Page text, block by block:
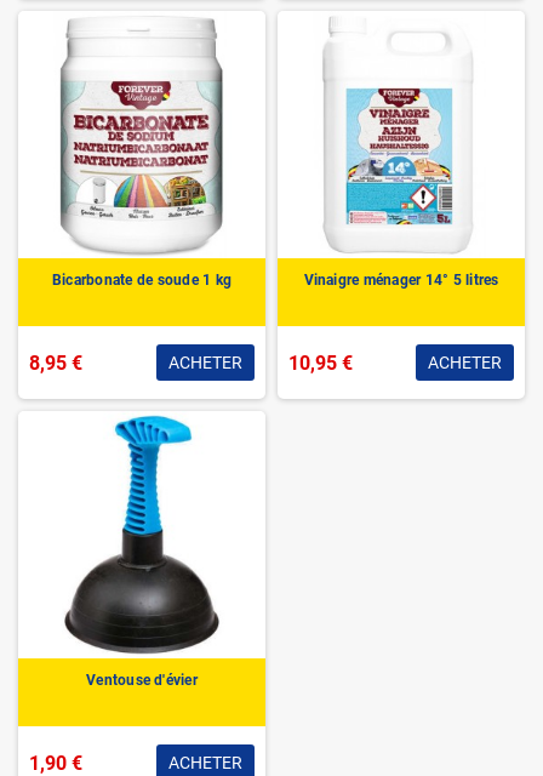
Bicarbonate de soude 1 kg
8,95 € ACHETER
Vinaigre ménager 14° 5 litres
10,95 € ACHETER
Ventouse d'évier
1,90 € ACHETER